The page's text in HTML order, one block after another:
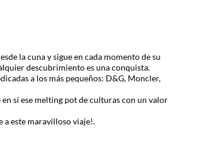
la cuna y sigue en cada momento de su
descubrimiento es una conquista.
a los más pequeños: D&G, Moncler,
sí ese melting pot de culturas con un valor
a este maravilloso viaje!.